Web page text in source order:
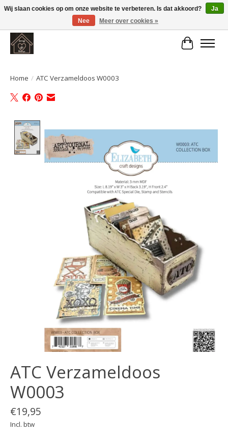
Large selection of products and fast shipping!
Home / ATC Verzameldoos W0003
ATC Verzameldoos
W0003
€19,95
Incl. btw
Wij slaan cookies op om onze website te verbeteren. Is dat akkoord?
Ja
Nee
Meer over cookies »